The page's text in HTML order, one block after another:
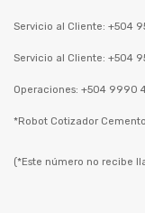
Servicio al Cliente: +504
Servicio al Cliente: +504
Operaciones: +504 9990
*Robot Cotizador
(*Este número no recibe